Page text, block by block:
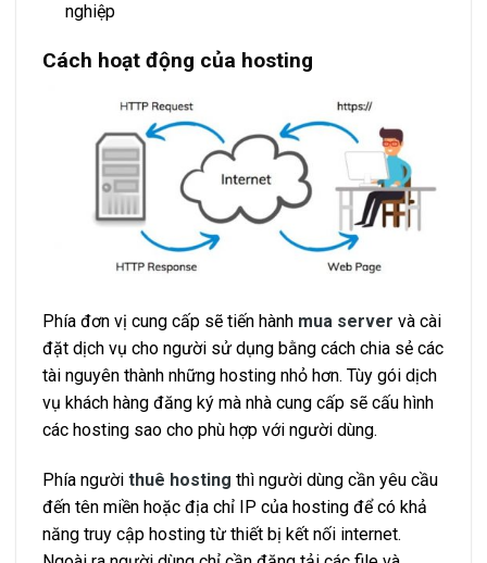
nghiệp
Cách hoạt động của hosting
Phía đơn vị cung cấp sẽ tiến hành mua server và cài
đặt dịch vụ cho người sử dụng bằng cách chia sẻ các
tài nguyên thành những hosting nhỏ hơn. Tùy gói dịch
vụ khách hàng đăng ký mà nhà cung cấp sẽ cấu hình
các hosting sao cho phù hợp với người dùng.
Phía người thuê hosting thì người dùng cần yêu cầu
đến tên miền hoặc địa chỉ IP của hosting để có khả
năng truy cập hosting từ thiết bị kết nối internet.